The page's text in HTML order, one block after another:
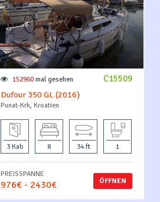
C15509
152960 mal gesehen
Dufour 350 GL (2016)
Punat-Krk, Kroatien
3 Kab 8 34 ft 1
ÖFFNEN
PREISSPANNE
976€ - 2430€